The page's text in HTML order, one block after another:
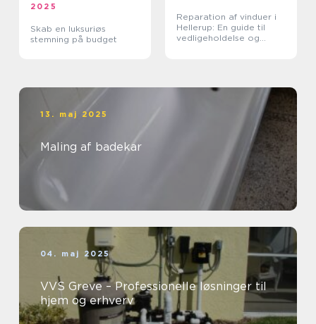
2025
Skab en luksuriøs
stemning på budget
Reparation af vinduer i
Hellerup: En guide til
vedligeholdelse og
13. maj 2025
Maling af badekar
04. maj 2025
VVS Greve – Professionelle løsninger til
hjem og erhverv